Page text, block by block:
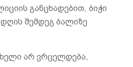
განცხადებით, ბიჭი
დღის შემდეგ ბალიზე
არ ვრცელდება,